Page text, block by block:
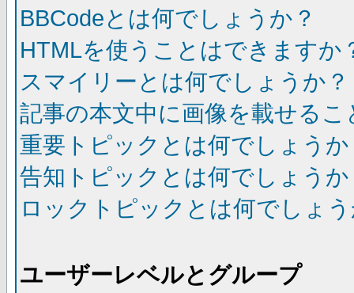
BBCodeとは何でしょうか？
HTMLを使うことはできますか
スマイリーとは何でしょうか？
記事の本文中に画像を載せる
重要トピックとは何でしょうか
告知トピックとは何でしょうか
ロックトピックとは何でしょ
ユーザーレベルとグループ